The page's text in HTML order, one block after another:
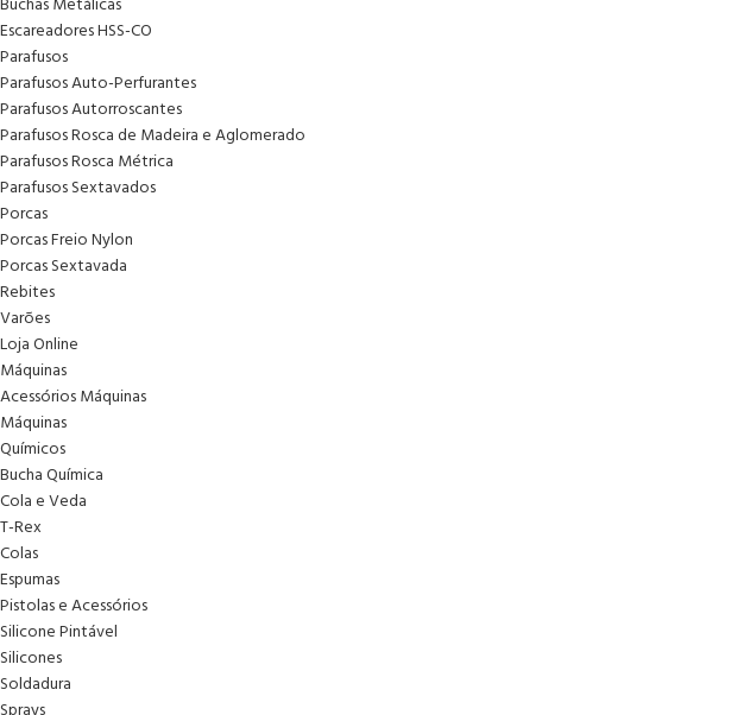
Escareadores HSS-CO
Parafusos
Parafusos Auto-Perfurantes
Parafusos Autorroscantes
Parafusos Rosca de Madeira e Aglomerado
Parafusos Rosca Métrica
Parafusos Sextavados
Porcas
Porcas Freio Nylon
Porcas Sextavada
Rebites
Varões
Loja Online
Máquinas
Acessórios Máquinas
Máquinas
Químicos
Bucha Química
Cola e Veda
T-Rex
Colas
Espumas
Pistolas e Acessórios
Silicone Pintável
Silicones
Soldadura